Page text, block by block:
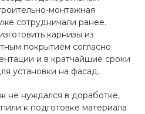
монтажная
сотрудничали ранее.
карнизы из
покрытием согласно
и в кратчайшие сроки
установки на фасад.
не нуждался в доработке,
к подготовке материала